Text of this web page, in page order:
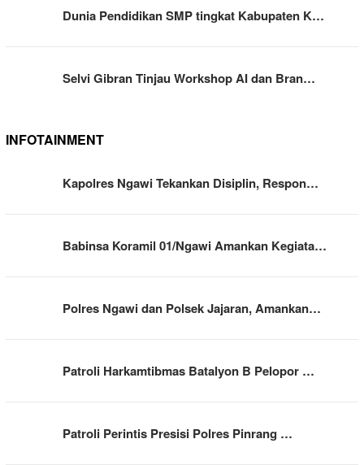
Dunia Pendidikan SMP tingkat Kabupaten K…
Selvi Gibran Tinjau Workshop AI dan Bran…
INFOTAINMENT
Kapolres Ngawi Tekankan Disiplin, Respon…
Babinsa Koramil 01/Ngawi Amankan Kegiata…
Polres Ngawi dan Polsek Jajaran, Amankan…
Patroli Harkamtibmas Batalyon B Pelopor …
Patroli Perintis Presisi Polres Pinrang …